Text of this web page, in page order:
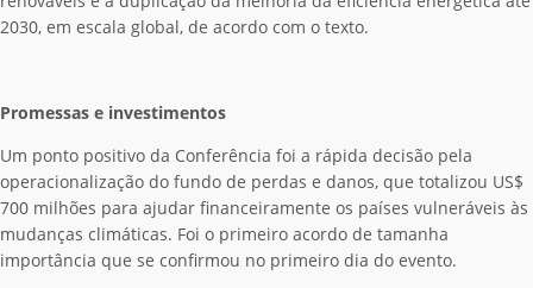
2030, em escala global, de acordo com o texto.
Promessas e investimentos
Um ponto positivo da Conferência foi a rápida decisão pela
operacionalização do fundo de perdas e danos, que totalizou US$
700 milhões para ajudar financeiramente os países vulneráveis às
mudanças climáticas. Foi o primeiro acordo de tamanha
importância que se confirmou no primeiro dia do evento.